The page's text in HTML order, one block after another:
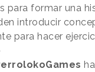
para formar una
introducir
para hacer